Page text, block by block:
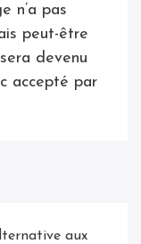
n’a pas
peut-être
devenu
accepté par
aux